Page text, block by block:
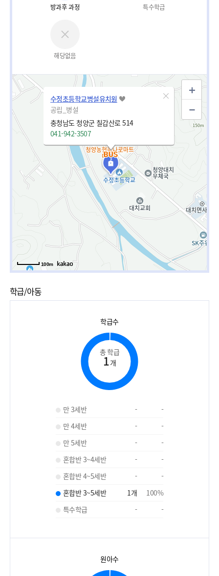
방과후 과정 특수학급
해당없음
수정초등학교병설유치원
공립_병설
충청남도 청양군 칠갑산로 514
041-942-3507
100m
학급/아동
학급수
총 학급
1개
만 3세반 -
-
만 4세반
-
-
만 5세반
-
-
혼합반 3~4세반
-
-
혼합반 4~5세반
-
-
혼합반 3~5세반
1개 100%
특수학급
- -
원아수